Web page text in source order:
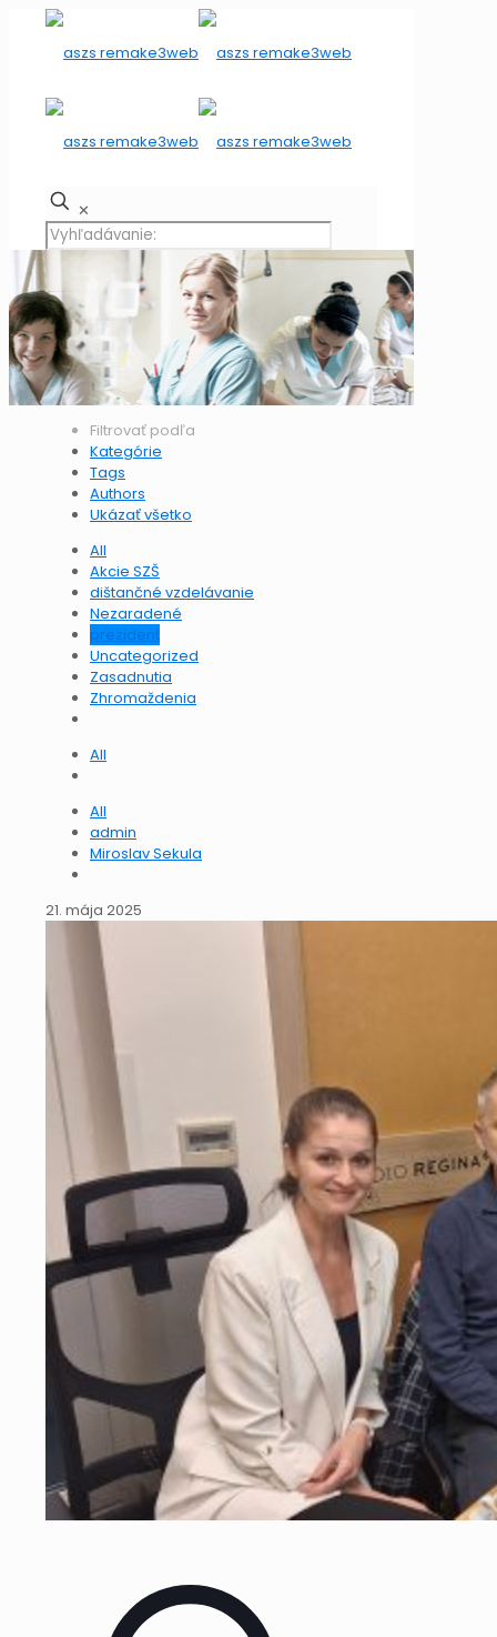
✕
Filtrovať podľa
Kategórie
Tags
Authors
Ukázať všetko
All
Akcie SZŠ
dištančné vzdelávanie
Nezaradené
prezident
Uncategorized
Zasadnutia
Zhromaždenia
All
All
admin
Miroslav Sekula
21. mája 2025